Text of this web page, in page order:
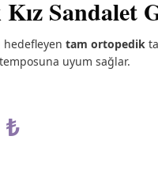
Kız Sandalet
tam ortopedik
uyum sağlar.
₺